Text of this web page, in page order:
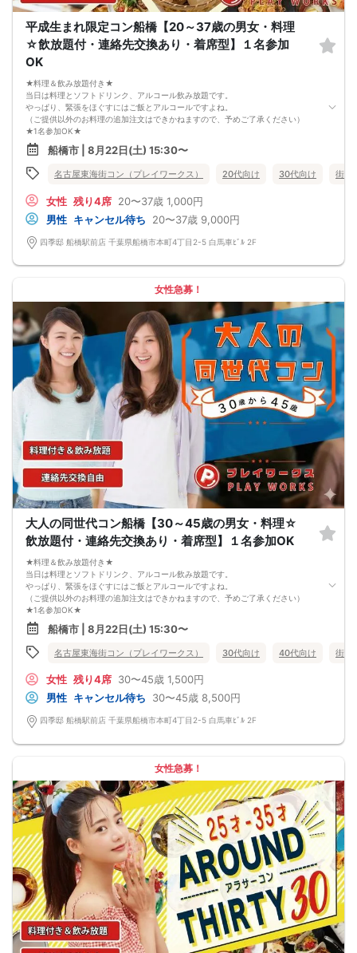
平成生まれ限定コン船橋【20～37歳の男女・料理
☆飲放題付・連絡先交換あり・着席型】１名参加
OK
★料理＆飲み放題付き★
当日は料理とソフトドリンク、アルコール飲み放題です。
やっぱり、緊張をほぐすにはご飯とアルコールですよね。
（ご提供以外のお料理の追加注文はできかねますので、予めご了承ください）
★1名参加OK★
他の1名参加の方とペアになりますし、友達作りにも最適です。
基本的には２：２のグループトークとなります。
（１：１でのトークはございませんので、予めご了承ください）
★プロフィールカードにより会話のキッカケもバッチリ★
なんてことは絶対ありません！
プロフィールカードを活用し、「はじめまして」から会話を楽しみましょう。
★完全着席型・連絡先交換は自由★
完全着席型で席替えはできる限り行います。
席替えの５分前には連絡先交換を促すアナウンスをいたしますので、「連絡先交
1. ２名様以上でのご参加は必ず同性同士でお申し込みください。
2. 服装の指定はございません。多くのお客様はカジュアルな格好でおこしになら
れています。
3. 開催判断はイベント前日の時点で男性３名・女性３名以上のお申し込みからに
なりますが、当日に参加者のキャンセルで比率が崩れた場合や開催判断人数を下
回った場合、一切返金などの保証はいたしませんのでご了承ください。
4. イベントページ内の「お申し込み状況」等はキャンセルなどで当日の参加人
数、男女比率と異なる可能性がございます。
5. 当日は店舗の外ではなく店舗内で受付いたします。店内に入り店員に「街コン
で来た」旨をお伝えください。
6. お釣りの用意はございませんので、出ないようにご準備お願いします。
7. 当日は年齢確認のできる身分証をお持ちください。イベントの対象年齢でない
ことが発覚した場合、参加費を全額徴収し返金はいたしかねます。
8. 15分以上の遅刻はキャンセルとみなす可能性があります。
9. 当日受付にお越しになってからのキャンセル、途中キャンセルは出来ません。
10. イベント中止に伴うユーザーへの返金額は、チケット代金となり、交通費、宿
泊費、通信費等の返金は行いません。
お申し込みが完了した時点で上記すべての事項に同意したと判断いたします。
8/22(土)平成生まれ限定コン船橋
船橋市 | 8月22日(土) 15:30〜
名古屋東海街コン（プレイワークス） 20代向け 30代向け 街コ
女性 残り4席 20〜37歳 1,000円
男性 キャンセル待ち 20〜37歳 9,000円
四季邸 船橋駅前店 千葉県船橋市本町4丁目2-5 白馬車ﾋﾞﾙ 2F
女性急募！
大人の同世代コン船橋【30～45歳の男女・料理☆
飲放題付・連絡先交換あり・着席型】１名参加OK
★料理＆飲み放題付き★
当日は料理とソフトドリンク、アルコール飲み放題です。
やっぱり、緊張をほぐすにはご飯とアルコールですよね。
（ご提供以外のお料理の追加注文はできかねますので、予めご了承ください）
★1名参加OK★
他の1名参加の方とペアになりますし、友達作りにも最適です。
基本的には２：２のグループトークとなります。
（１：１でのトークはございませんので、予めご了承ください）
★プロフィールカードにより会話のキッカケもバッチリ★
なんてことは絶対ありません！
プロフィールカードを活用し、「はじめまして」から会話を楽しみましょう。
★完全着席型・連絡先交換は自由★
完全着席型で席替えはできる限り行います。
席替えの５分前には連絡先交換を促すアナウンスをいたしますので、「連絡先交
1. ２名様以上でのご参加は必ず同性同士でお申し込みください。
2. 服装の指定はございません。多くのお客様はカジュアルな格好でおこしになら
れています。
3. 開催判断はイベント前日の時点で男性３名・女性３名以上のお申し込みからに
なりますが、当日に参加者のキャンセルで比率が崩れた場合や開催判断人数を下
回った場合、一切返金などの保証はいたしませんのでご了承ください。
4. イベントページ内の「お申し込み状況」等はキャンセルなどで当日の参加人
数、男女比率と異なる可能性がございます。
5. 当日は店舗の外ではなく店舗内で受付いたします。店内に入り店員に「街コン
で来た」旨をお伝えください。
6. お釣りの用意はございませんので、出ないようにご準備お願いします。
7. 当日は年齢確認のできる身分証をお持ちください。イベントの対象年齢でない
ことが発覚した場合、参加費を全額徴収し返金はいたしかねます。
8. 15分以上の遅刻はキャンセルとみなす可能性があります。
船橋市 | 8月22日(土) 15:30〜
名古屋東海街コン（プレイワークス） 30代向け 40代向け 街コ
女性 残り4席 30〜45歳 1,500円
男性 キャンセル待ち 30〜45歳 8,500円
四季邸 船橋駅前店 千葉県船橋市本町4丁目2-5 白馬車ﾋﾞﾙ 2F
女性急募！